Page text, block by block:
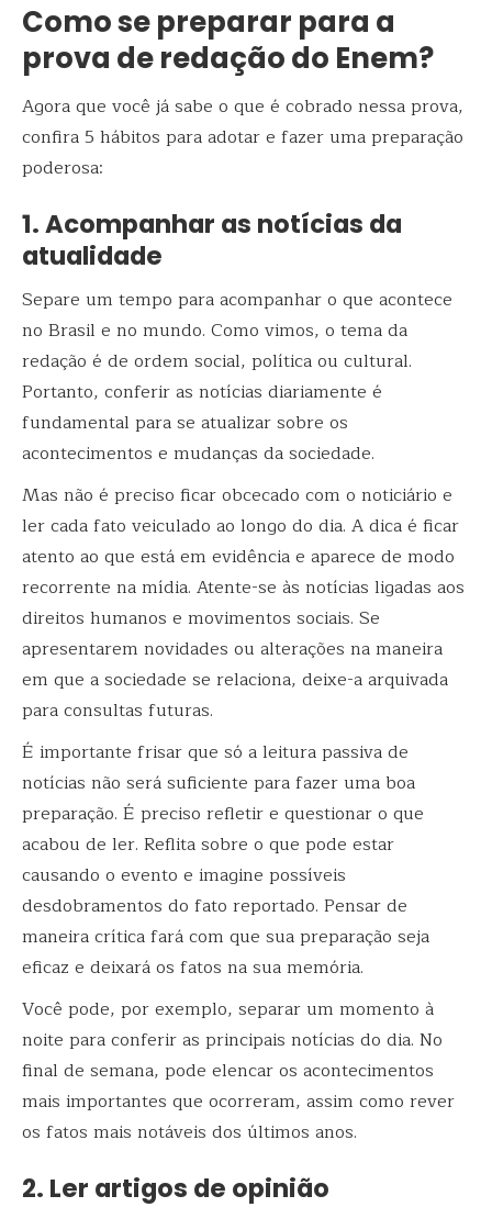
Como se preparar para a
prova de redação do Enem?
Agora que você já sabe o que é cobrado nessa prova,
confira 5 hábitos para adotar e fazer uma preparação
poderosa:
1. Acompanhar as notícias da
atualidade
Separe um tempo para acompanhar o que acontece
no Brasil e no mundo. Como vimos, o tema da
redação é de ordem social, política ou cultural.
Portanto, conferir as notícias diariamente é
fundamental para se atualizar sobre os
acontecimentos e mudanças da sociedade.
Mas não é preciso ficar obcecado com o noticiário e
ler cada fato veiculado ao longo do dia. A dica é ficar
atento ao que está em evidência e aparece de modo
recorrente na mídia. Atente-se às notícias ligadas aos
direitos humanos e movimentos sociais. Se
apresentarem novidades ou alterações na maneira
em que a sociedade se relaciona, deixe-a arquivada
para consultas futuras.
É importante frisar que só a leitura passiva de
notícias não será suficiente para fazer uma boa
preparação. É preciso refletir e questionar o que
acabou de ler. Reflita sobre o que pode estar
causando o evento e imagine possíveis
desdobramentos do fato reportado. Pensar de
maneira crítica fará com que sua preparação seja
eficaz e deixará os fatos na sua memória.
Você pode, por exemplo, separar um momento à
noite para conferir as principais notícias do dia. No
final de semana, pode elencar os acontecimentos
mais importantes que ocorreram, assim como rever
os fatos mais notáveis dos últimos anos.
2. Ler artigos de opinião